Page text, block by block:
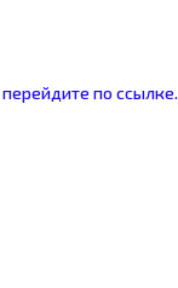
перейдите по ссылке.